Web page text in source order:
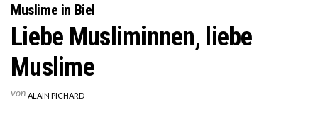
Muslime in Biel
Liebe Musliminnen, liebe
Muslime
von ALAIN PICHARD